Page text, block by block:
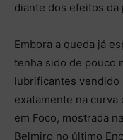
diante dos efeitos da
Embora a queda já
tenha sido de pouco
lubrificantes vendido
exatamente na
em Foco, mostrada
Belmiro no último